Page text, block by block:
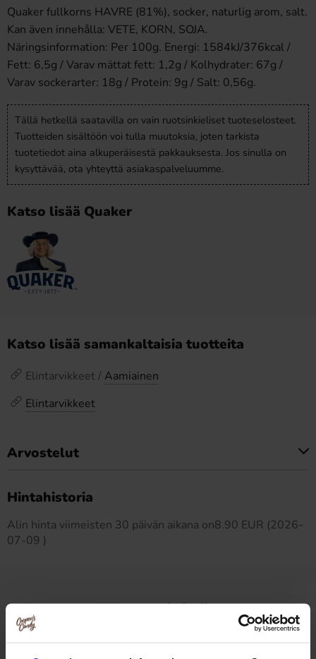
Quaker fullkorns HAVRE (81%), socker, naturlig arom, salt.
Kan även innehålla: VETE, KORN, SOJA.
Näringsinformation: Per 100g. Energi: 1584kJ/376kcal /
Fett: 6,5g / Varav mättat fett: 1,2g / Kolhydrater: 67g /
Varav sockerarter: 18g / Protein: 9g / Salt: 0,56g.
Tällä hetkellä saatavilla on vain ruotsinkieliset tuoteselosteet.
Tuotteiden sisältöön voi tulla muutoksia, joten tarkista
tuotetiedot aina alkuperäisestä pakkauksesta. Jos sinulla on
kysyttävää, ota yhteyttä asiakaspalveluumme.
Katso lisää Quaker
Katso lisää samankaltaisia tuotteita
Elintarvikkeet / Aamiainen
Elintarvikkeet
Arvostelut
Hintahistoria
Alin hinta viimeisten 30 päivän aikana on8.90 EUR (2026-
07-09 )
Muut pitivät